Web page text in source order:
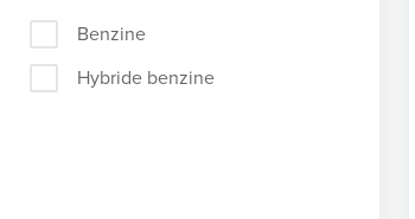
Benzine
Hybride benzine